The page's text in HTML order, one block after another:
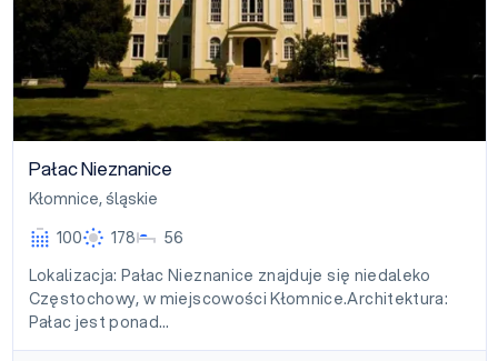
Pałac Nieznanice
Kłomnice, śląskie
100
178
56
Lokalizacja: Pałac Nieznanice znajduje się niedaleko
Częstochowy, w miejscowości Kłomnice.Architektura:
Pałac jest ponad…